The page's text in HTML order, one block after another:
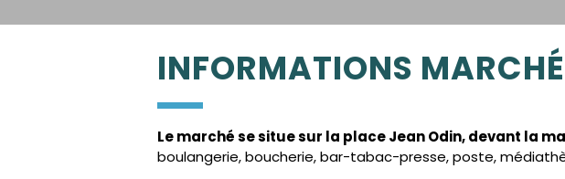
INFORMATIONS MARCHÉ
Le marché se situe sur la place Jean Odin, devant la
boulangerie, boucherie, bar-tabac-presse, poste,